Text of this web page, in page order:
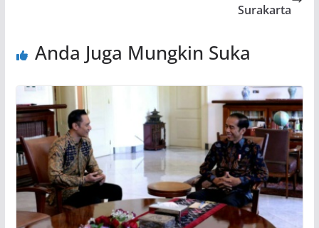
Surakarta
Anda Juga Mungkin Suka